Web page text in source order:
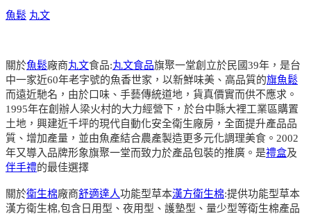
魚鬆 丸文
關於魚鬆廠商丸文食品:丸文食品旗聚一堂創立於民國39年，是台
中一家近60年老字號的魚香世家，以新鮮味美、高品質的旗魚鬆
而遠近馳名，由於口味、手藝傳統道地，貨真價實而供不應求。
1995年在創辦人梁火村的大力經營下，於台中縣大裡工業區購置
土地，興建近千坪的現代自動化安全衛生廠房，全面提升產品品
質、增加產量，並由魚產結合農產製造更多元化調理美食。2002
年又導入品牌形象旗聚一堂而致力於產品包裝的推廣。是禮盒及
伴手禮的最佳選擇
關於衛生棉廠商舒適達人功能型草本漢方衛生棉:提供功能型草本
漢方衛生棉,包含日用型、夜用型、護墊型、量少型等衛生棉產品